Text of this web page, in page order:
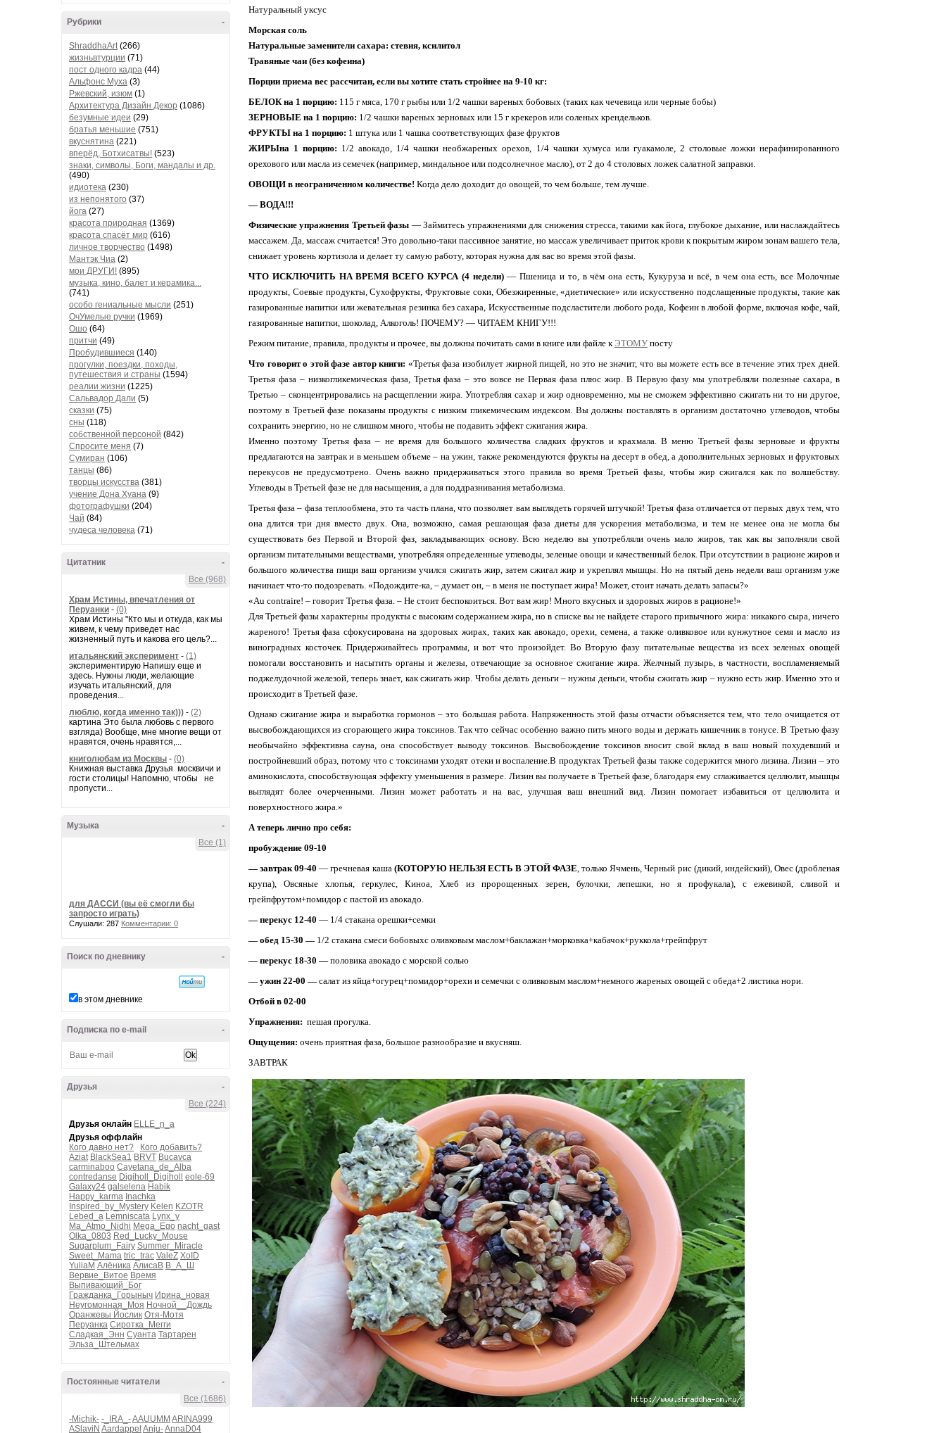
-
Рубрики
ShraddhaArt(266)
жизньвтурции (71)
пост одного кадра (44)
Альфонс Муха (3)
Ржевский, изюм (1)
Архитектура Дизайн Декор (1086)
безумные идеи (29)
братья меньшие (751)
вкуснятина (221)
вперёд, Ботхисатвы! (523)
знаки, символы, Боги, мандалы и др.
(490)
идиотека (230)
из непонятого (37)
йога (27)
красота природная (1369)
красота спасёт мир (616)
личное творчество (1498)
Мантэк Чиа (2)
мои ДРУГИ! (895)
музыка, кино, балет и керамика...
(741)
особо гениальные мысли (251)
ОчУмелые ручки (1969)
Ошо (64)
притчи (49)
Пробудившиеся (140)
прогулки, поездки, походы,
путешествия и страны (1594)
реалии жизни (1225)
Сальвадор Дали (5)
сказки (75)
сны (118)
собственной персоной (842)
Спросите меня (7)
Сумиран (106)
танцы (86)
творцы искусства (381)
учение Дона Хуана (9)
фотографушки (204)
Чай (84)
чудеса человека (71)
-
Цитатник
Все (968)
Храм Истины, впечатления от
Перуанки - (0)
Храм Истины "Кто мы и откуда, как мы
живем, к чему приведет нас
жизненный путь и какова его цель?...
итальянский эксперимент - (1)
экспериментирую Напишу еще и
здесь. Нужны люди, желающие
изучать итальянский, для
проведения...
люблю, когда именно так))) - (2)
картина Это была любовь с первого
взгляда) Вообще, мне многие вещи от
нравятся, очень нравятся,...
книголюбам из Москвы - (0)
Книжная выставка Друзья москвичи и
гости столицы! Напомню, чтобы не
пропусти...
-
Музыка
Все (1)
для ДАССИ (вы её смогли бы
запросто играть)
Слушали: 287 Комментарии: 0
-
Поиск по дневнику
в этом дневнике
-
Подписка по e-mail
-
Друзья
Все (224)
Друзья онлайн ELLE_n_a
Друзья оффлайн
Кого давно нет?
Кого добавить?
Aziat BlackSea1 BRVT Bucavca
carminaboo Cayetana_de_Alba
contredanse Digiholl_Digiholl
eole-69
Galaxy24 galselena Habik
Happy_karma Inachka
Inspired_by_Mystery Kelen KZOTR
Lebed_a Lemniscata Lynx_y
Ma_Atmo_Nidhi Mega_Ego nacht_gast
Olka_0803 Red_Lucky_Mouse
Sugarplum_Fairy Summer_Miracle
Sweet_Mama tric_trac ValeZ XoID
YuliaM Алёника АлисаВ В_А_Ш
Вервие_Витое Время
Выпивающий_Бог
Гражданка_Горыныч Ирина_новая
Неугомонная_Моя Ночной__Дождь
Оранжевы Йослик Отя-Мотя
Перуанка Сиротка_Мегги
Сладкая_Энн Суанта Тартарен
Эльза_Штельмах
-
Постоянные читатели
Все (1686)
-Michik- -_IRA_-AAUUMM ARINA999
ASlaviN Aardappel Anju-AnnaD04
Натуральный уксус
Морская соль
Натуральные заменители сахара: стевия, ксилитол
Травяные чаи (без кофеина)
Порции приема вес рассчитан, если вы хотите стать стройнее на 9-10 кг:
БЕЛОК на 1 порцию: 115 г мяса, 170 г рыбы или 1/2 чашки вареных бобовых (таких как чечевица или черные бобы)
ЗЕРНОВЫЕ на 1 порцию: 1/2 чашки вареных зерновых или 15 г крекеров или соленых крендельков.
ФРУКТЫ на 1 порцию: 1 штука или 1 чашка соответствующих фазе фруктов
ЖИРЫна 1 порцию: 1/2 авокадо, 1/4 чашки необжареных орехов, 1/4 чашки хумуса или гуакамоле, 2 столовые ложки нерафинированного
орехового или масла из семечек (например, миндальное или подсолнечное масло), от 2 до 4 столовых ложек салатной заправки.
ОВОЩИ в неограниченном количестве! Когда дело доходит до овощей, то чем больше, тем лучше.
— ВОДА!!!
Физические упражнения Третьей фазы — Займитесь упражнениями для снижения стресса, такими как йога, глубокое дыхание, или наслаждайтесь
массажем. Да, массаж считается! Это довольно-таки пассивное занятие, но массаж увеличивает приток крови к покрытым жиром зонам вашего тела,
снижает уровень кортизола и делает ту самую работу, которая нужна для вас во время этой фазы.
ЧТО ИСКЛЮЧИТЬ НА ВРЕМЯ ВСЕГО КУРСА (4 недели)— Пшеница и то, в чём она есть, Кукуруза и всё, в чем она есть, все Молочные
продукты, Соевые продукты, Сухофрукты, Фруктовые соки, Обезжиренные, «диетические» или искусственно подслащенные продукты, такие как
газированные напитки или жевательная резинка без сахара, Искусственные подсластители любого рода, Кофеин в любой форме, включая кофе, чай,
газированные напитки, шоколад, Алкоголь! ПОЧЕМУ? — ЧИТАЕМ КНИГУ!!!
Режим питание, правила, продукты и прочее, вы должны почитать сами в книге или файле кЭТОМУ посту
Что говорит о этой фазе автор книги: «Третья фаза изобилует жирной пищей, но это не значит, что вы можете есть все в течение этих трех дней.
Третья фаза – низкогликемическая фаза, Третья фаза – это вовсе не Первая фаза плюс жир. В Первую фазу мы употребляли полезные сахара, в
Третью – сконцентрировались на расщеплении жира. Употребляя сахар и жир одновременно, мы не сможем эффективно сжигать ни то ни другое,
поэтому в Третьей фазе показаны продукты с низким гликемическим индексом. Вы должны поставлять в организм достаточно углеводов, чтобы
сохранить энергию, но не слишком много, чтобы не подавить эффект сжигания жира.
Именно поэтому Третья фаза – не время для большого количества сладких фруктов и крахмала. В меню Третьей фазы зерновые и фрукты
предлагаются на завтрак и в меньшем объеме – на ужин, также рекомендуются фрукты на десерт в обед, а дополнительных зерновых и фруктовых
перекусов не предусмотрено. Очень важно придерживаться этого правила во время Третьей фазы, чтобы жир сжигался как по волшебству.
Углеводы в Третьей фазе не для насыщения, а для поддразнивания метаболизма.
Третья фаза – фаза теплообмена, это та часть плана, что позволяет вам выглядеть горячей штучкой! Третья фаза отличается от первых двух тем, что
она длится три дня вместо двух. Она, возможно, самая решающая фаза диеты для ускорения метаболизма, и тем не менее она не могла бы
существовать без Первой и Второй фаз, закладывающих основу. Всю неделю вы употребляли очень мало жиров, так как вы заполняли свой
организм питательными веществами, употребляя определенные углеводы, зеленые овощи и качественный белок. При отсутствии в рационе жиров и
большого количества пищи ваш организм учился сжигать жир, затем сжигал жир и укреплял мышцы. Но на пятый день недели ваш организм уже
начинает что-то подозревать. «Подождите-ка, – думает он, – в меня не поступает жира! Может, стоит начать делать запасы?»
«Au contraire! – говорит Третья фаза. – Не стоит беспокоиться. Вот вам жир! Много вкусных и здоровых жиров в рационе!»
Для Третьей фазы характерны продукты с высоким содержанием жира, но в списке вы не найдете старого привычного жира: никакого сыра, ничего
жареного! Третья фаза сфокусирована на здоровых жирах, таких как авокадо, орехи, семена, а также оливковое или кунжутное семя и масло из
виноградных косточек. Придерживайтесь программы, и вот что произойдет. Во Вторую фазу питательные вещества из всех зеленых овощей
помогали восстановить и насытить органы и железы, отвечающие за основное сжигание жира. Желчный пузырь, в частности, воспламеняемый
поджелудочной железой, теперь знает, как сжигать жир. Чтобы делать деньги – нужны деньги, чтобы сжигать жир – нужно есть жир. Именно это и
происходит в Третьей фазе.
Однако сжигание жира и выработка гормонов – это большая работа. Напряженность этой фазы отчасти объясняется тем, что тело очищается от
высвобождающихся из сгорающего жира токсинов. Так что сейчас особенно важно пить много воды и держать кишечник в тонусе. В Третью фазу
необычайно эффективна сауна, она способствует выводу токсинов. Высвобождение токсинов вносит свой вклад в ваш новый похудевший и
постройневший образ, потому что с токсинами уходят отеки и воспаление.В продуктах Третьей фазы также содержится много лизина. Лизин – это
аминокислота, способствующая эффекту уменьшения в размере. Лизин вы получаете в Третьей фазе, благодаря ему сглаживается целлюлит, мышцы
выглядят более очерченными. Лизин может работать и на вас, улучшая ваш внешний вид. Лизин помогает избавиться от целлюлита и
поверхностного жира.»
А теперь лично про себя:
пробуждение 09-10
— завтрак 09-40 — гречневая каша (КОТОРУЮ НЕЛЬЗЯ ЕСТЬ В ЭТОЙ ФАЗЕ, только Ячмень, Черный рис (дикий, индейский), Овес (дробленая
крупа), Овсяные хлопья, геркулес, Киноа, Хлеб из пророщенных зерен, булочки, лепешки, но я профукала), с ежевикой, сливой и
грейпфрутом+помидор с пастой из авокадо.
— перекус 12-40 — 1/4 стакана орешки+семки
— обед 15-30 — 1/2 стакана смеси бобовыхс оливковым маслом+баклажан+морковка+кабачок+руккола+грейпфрут
— перекус 18-30 — половика авокадо с морской солью
— ужин 22-00 — салат из яйца+огурец+помидор+орехи и семечки с оливковым маслом+немного жареных овощей с обеда+2 листика нори.
Отбой в 02-00
Упражнения: пешая прогулка.
Ощущения: очень приятная фаза, большое разнообразие и вкусняш.
ЗАВТРАК